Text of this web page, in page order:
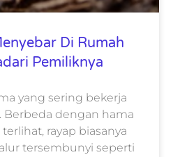
Di Rumah
Pemiliknya
yang sering bekerja
Berbeda dengan hama
rayap biasanya
tersembunyi seperti